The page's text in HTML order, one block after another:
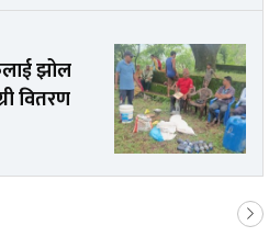
झोल
वितरण